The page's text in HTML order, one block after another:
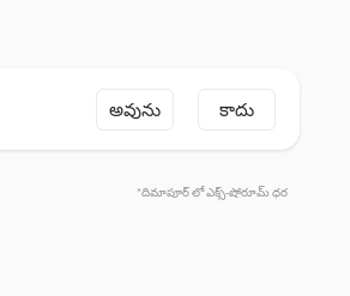
అవును కాదు
*దిమాపూర్ లో ఎక్స్-షోరూమ్ ధర